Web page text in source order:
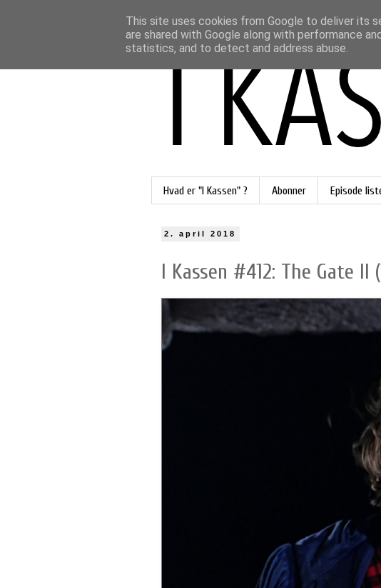
Hvad er "I Kassen" ? Abonner Episode
2. april 2018
I Kassen #412: The Gate II
This site uses cookies from Google to deliver its
are shared with Google along with performance
statistics, and to detect and address abuse.